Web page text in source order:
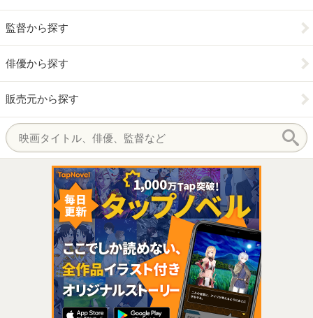
監督から探す
俳優から探す
販売元から探す